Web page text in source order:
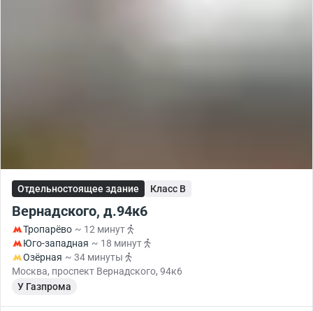
Отдельностоящее здание Класс B
Вернадского, д.94к6
Тропарёво ~ 12 минут
Юго-западная ~ 18 минут
Озёрная ~ 34 минуты
Москва, проспект Вернадского, 94к6
У Газпрома